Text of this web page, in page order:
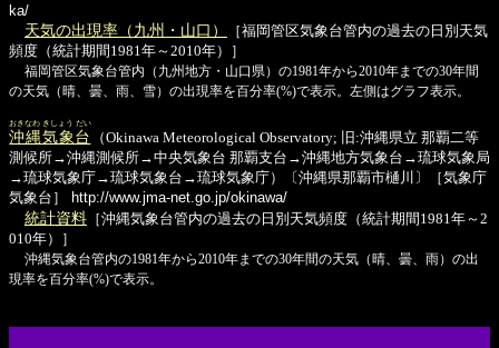
ka/
天気の出現率（九州・山口）
［福岡管区気象台管内の過去の日別天気
頻度（統計期間1981年～2010年）］
福岡管区気象台管内（九州地方・山口県）の1981年から2010年までの30年間
の天気（晴、曇、雨、雪）の出現率を百分率(%)で表示。左側はグラフ表示。
沖縄気象台
おきなわ きしょう だい
（Okinawa Meteorological Observatory; 旧:沖縄県立 那覇二等
測候所→沖縄測候所→中央気象台 那覇支台→沖縄地方気象台→琉球気象局
→琉球気象庁→琉球気象台→琉球気象庁）〔沖縄県那覇市樋川〕［気象庁
気象台］
http://www.jma-net.go.jp/okinawa/
統計資料 ［沖縄気象台管内の過去の日別天気頻度（統計期間1981年～2
010年）］
沖縄気象台管内の1981年から2010年までの30年間の天気（晴、曇、雨）の出
現率を百分率(%)で表示。